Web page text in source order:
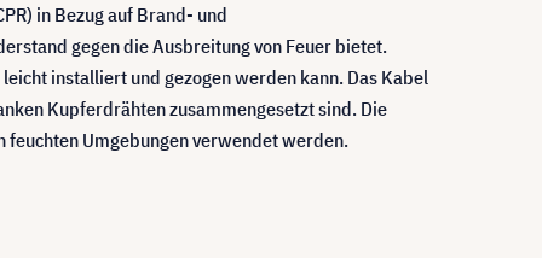
in Bezug auf Brand- und
gegen die Ausbreitung von Feuer bietet.
installiert und gezogen werden kann. Das Kabel
Kupferdrähten zusammengesetzt sind. Die
feuchten Umgebungen verwendet werden.